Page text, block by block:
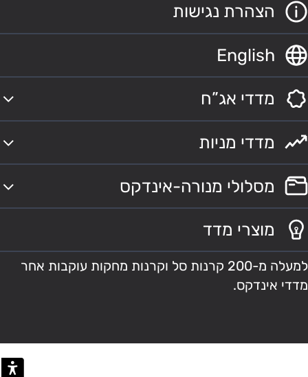
הצהרת נגישות
English
מדדי אג”ח
מדדי מניות
מסלולי מנורה-אינדקס
מוצרי מדד
למעלה מ-200 קרנות סל וקרנות מחקות עוקבות אחר
מדדי אינדקס.